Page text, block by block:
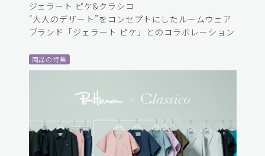
ジェラート ピケ&クラシコ
“大人のデザート”をコンセプトにしたルームウェア
ブランド「ジェラート ピケ」とのコラボレーション
商品の特集